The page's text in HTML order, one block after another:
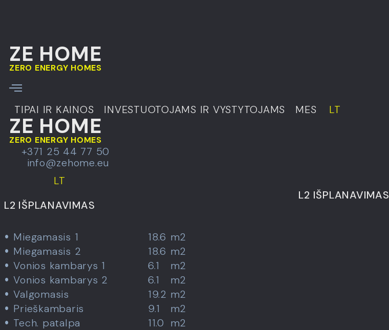
ZE HOME
ZERO ENERGY HOMES
TIPAI IR KAINOS
INVESTUOTOJAMS IR VYSTYTOJAMS
TIPAI IR KAINOS INVESTUOTOJAMS IR VYSTYTOJAMS MES LT
ZE HOME
ZERO ENERGY HOMES
+371 25 44 77 50
info@zehome.eu
LT
L2 IŠPLANAVIMAS
L2 IŠPLANAVIMAS
Miegamasis 1 18.6 m2
Miegamasis 2
18.6 m2
Vonios kambarys 1
6.1
m2
Vonios kambarys 2
6.1
m2
Valgomasis
19.2 m2
Prieškambaris
9.1
m2
Tech. patalpa
11.0 m2